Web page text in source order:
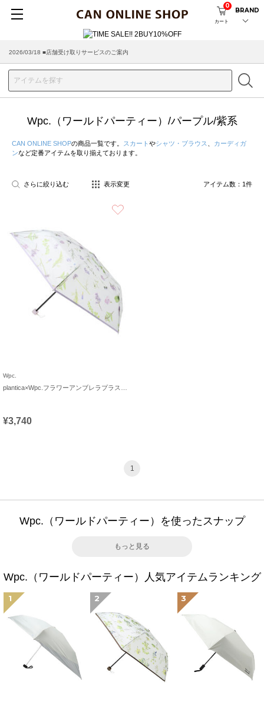
カート
0
BRAND
2026/03/18 ■店舗受け取りサービスのご案内
Wpc.（ワールドパーティー）/パープル/紫系
CAN ONLINE SHOPの商品一覧です。 スカート やシャツ・ブラウス
カーディガ
ンなど定番アイテムを取り揃えております。
さらに絞り込む 表示変更 アイテム数： 1件
Wpc.
¥3,740
1
Wpc.（ワールドパーティー）を使ったスナップ
もっと見る
Wpc.（ワールドパーティー）人気アイテムランキング
1 2 3